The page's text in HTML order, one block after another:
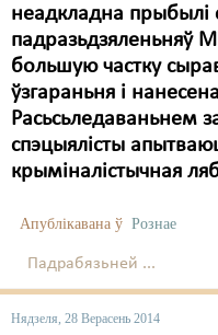
неадкладна прыбылі
падразьдзяленьняў
большую частку
ўзгараньня і
Расьсьледаваньнем
спэцыялісты
крыміналістычная
Апублікавана ў Рознае
Падрабязьней ...
Нядзеля, 28 Верасень 2014
Затрыманьні
Карная псыхіятрыя
КПЧ ААН
Культурныя правы
Мігранты
Палітвязьні